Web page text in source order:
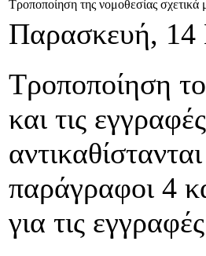
Τροποποίηση της νομοθεσίας
Παρασκευή, 14
Τροποποίηση
και τις
παράγραφοι 4
για τις